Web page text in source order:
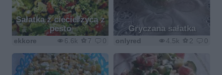
Sałatka z ciecierzycą z
pesto
6.6k 7 0
ekkore
Gryczana sałatka
4.5k 2 0
onlyred